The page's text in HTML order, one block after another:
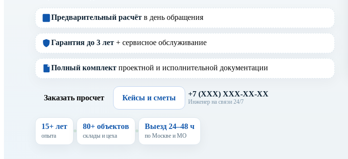
Предварительный расчёт в день обращения
Гарантия до 3 лет + сервисное обслуживание
Полный комплект проектной и исполнительной документации
Заказать просчет Кейсы и сметы +7 (XXX) XXX-XX-XX
Инженер на связи 24/7
15+ лет
опыта
80+ объектов
склады и цеха
Выезд 24–48 ч
по Москве и МО